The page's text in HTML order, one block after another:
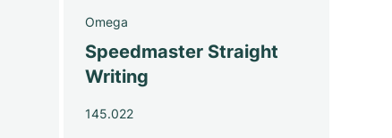
Omega
Speedmaster Straight
Writing
145.022